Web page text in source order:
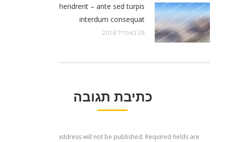
Aenean hendrerit – ante sed turpis
interdum consequat
28 באפריל 2016
כתיבת תגובה
Your email address will not be published. Required fields are